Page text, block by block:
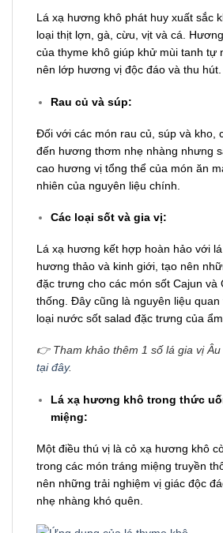
Lá xạ hương khô phát huy xuất sắc
loại thịt lợn, gà, cừu, vịt và cá.
của thyme khô giúp khử mùi tanh tự
nên lớp hương vị độc đáo và thu hút.
Rau củ và súp:
Đối với các món rau củ, súp và kho,
đến hương thơm nhẹ nhàng nhưng
cao hương vị tổng thể của món ăn
nhiên của nguyên liệu chính.
Các loại sốt và gia vị:
Lá xạ hương kết hợp hoàn hảo với lá
hương thảo và kinh giới, tạo nên
đặc trưng cho các món sốt Cajun và
thống. Đây cũng là nguyên liệu
loại nước sốt salad đặc trưng của
👉 Tham khảo thêm 1 số lá gia vị
tại đây.
Lá xạ hương khô trong thức
miệng:
Một điều thú vị là cỏ xạ hương khô
trong các món tráng miệng truyền
nên những trải nghiệm vị giác độc
nhẹ nhàng khó quên.